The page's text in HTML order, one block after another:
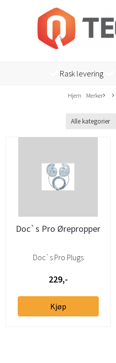
Rask levering
Hjem Merker
Doc`s Pro Ørepropper
Doc`s Pro Plugs
229,-
Kjøp